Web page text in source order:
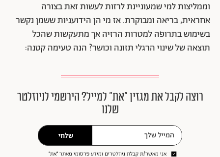
וממליצות למי שמעוניינת לרזות לעשות זאת בצורה
אחראית, בריאה ומבוקרת. אז מי הן הידועניות ששמן נקשר
בשימוש בתרופה למטרות הרזיה אך מתעקשות שהכל
תוצאה של שינוי הרגלי תזונה וכושר? הנה טעימה קטנה:
רוצה לקבל את מגזין ״את״ למייל? הירשמי לניוזלטר
שלנו
שלחי
אני מאשר/ת קבלת ניוזלטרים ומידע פרסומי מאתר ״את״